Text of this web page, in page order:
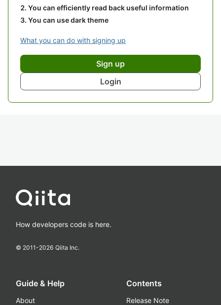
You can efficiently read back useful information
You can use dark theme
What you can do with signing up
Sign up
Login
How developers code is here.
© 2011-2026 Qiita Inc.
Guide & Help
About
Contents
Release Note